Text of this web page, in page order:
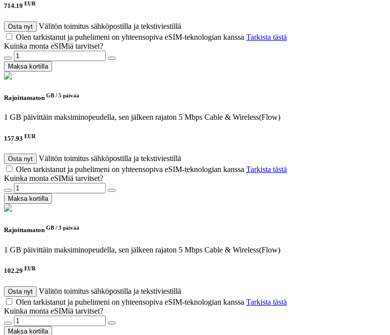
714.19 EUR
Osta nyt
Välitön toimitus sähköpostilla ja tekstiviestillä
Olen tarkistanut ja puhelimeni on yhteensopiva eSIM-teknologian kanssa Tarkista tästä
Kuinka monta eSIMiä tarvitset?
Maksa kortilla
Rajoittamaton GB / 5 päivää
1 GB päivittäin maksiminopeudella, sen jälkeen rajaton 5 Mbps Cable & Wireless(Flow)
157.93 EUR
Osta nyt
Välitön toimitus sähköpostilla ja tekstiviestillä
Olen tarkistanut ja puhelimeni on yhteensopiva eSIM-teknologian kanssa Tarkista tästä
Kuinka monta eSIMiä tarvitset?
Maksa kortilla
Rajoittamaton GB / 3 päivää
1 GB päivittäin maksiminopeudella, sen jälkeen rajaton 5 Mbps Cable & Wireless(Flow)
102.29 EUR
Osta nyt
Välitön toimitus sähköpostilla ja tekstiviestillä
Olen tarkistanut ja puhelimeni on yhteensopiva eSIM-teknologian kanssa Tarkista tästä
Kuinka monta eSIMiä tarvitset?
Maksa kortilla